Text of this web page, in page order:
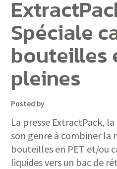
Spéciale
bouteilles
pleines
Posted by
La presse ExtractPack,
son genre à combiner la
bouteilles en PET et/ou
liquides vers un bac de